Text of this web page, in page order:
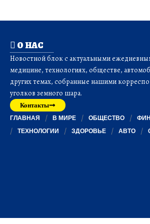
О НАС
Новостной блок с актуальными
медицине, технологиях, обществе,
других темах, собранные нашими
уголков земного шара.
Контакты
ГЛАВНАЯ В МИРЕ ОБЩЕСТВО
ТЕХНОЛОГИИ
ЗДОРОВЬЕ АВТО